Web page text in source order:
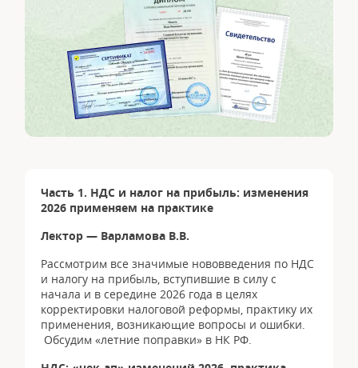
Часть 1. НДС и налог на прибыль: изменения
2026 применяем на практике
Лектор — Варламова В.В.
Рассмотрим все значимые нововведения по НДС
и налогу на прибыль, вступившие в силу с
начала и в середине 2026 года в целях
корректировки налоговой реформы, практику их
применения, возникающие вопросы и ошибки.
Обсудим «летние поправки» в НК РФ.